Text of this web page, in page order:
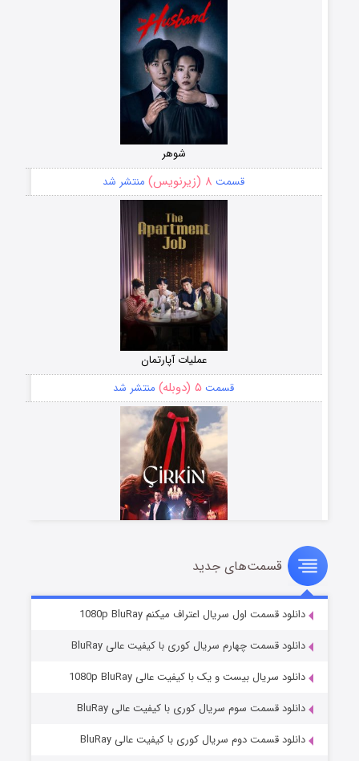
شوهر
قسمت ۸ (زیرنویس) منتشر شد
عملیات آپارتمان
قسمت ۵ (دوبله) منتشر شد
سریال زشت
قسمت۲ (زیرنویس) منتشر شد
قسمت‌های جدید
دانلود قسمت اول سریال اعتراف میکنم 1080p BluRay
دانلود قسمت چهارم سریال کوری با کیفیت عالی BluRay
دانلود سریال بیست و یک با کیفیت عالی 1080p BluRay
دانلود قسمت سوم سریال کوری با کیفیت عالی BluRay
دانلود قسمت دوم سریال کوری با کیفیت عالی BluRay